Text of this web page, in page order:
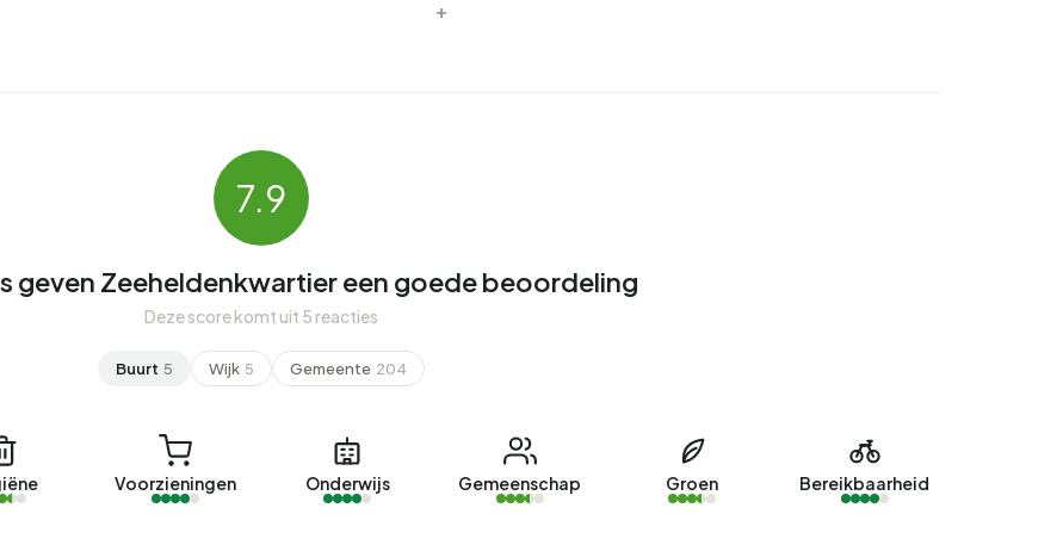
7.9
geven Zeeheldenkwartier een goede beoordeling
Deze score komt uit 5 reacties
Buurt 5 Wijk 5 Gemeente 204
Voorzieningen Onderwijs Gemeenschap Groen Bereikbaarheid